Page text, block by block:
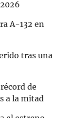
A-132 en
tras una
de
a la mitad